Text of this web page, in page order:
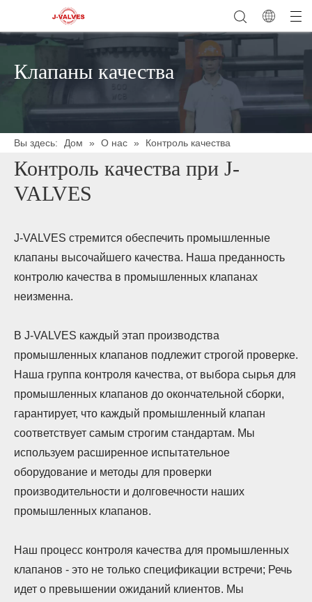
Клапаны качества
Вы здесь: Дом » О нас » Контроль качества
Контроль качества при J-
VALVES
J-VALVES стремится обеспечить промышленные
клапаны высочайшего качества. Наша преданность
контролю качества в промышленных клапанах
неизменна.
В J-VALVES каждый этап производства
промышленных клапанов подлежит строгой проверке.
Наша группа контроля качества, от выбора сырья для
промышленных клапанов до окончательной сборки,
гарантирует, что каждый промышленный клапан
соответствует самым строгим стандартам. Мы
используем расширенное испытательное
оборудование и методы для проверки
производительности и долговечности наших
промышленных клапанов.
Наш процесс контроля качества для промышленных
клапанов - это не только спецификации встречи; Речь
идет о превышении ожиданий клиентов. Мы